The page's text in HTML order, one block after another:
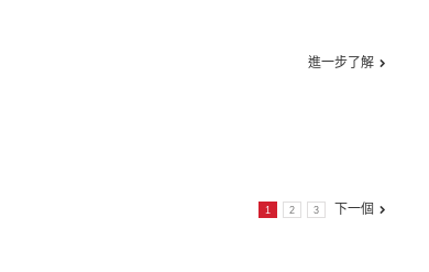
進一步了解
1 2 3 下一個